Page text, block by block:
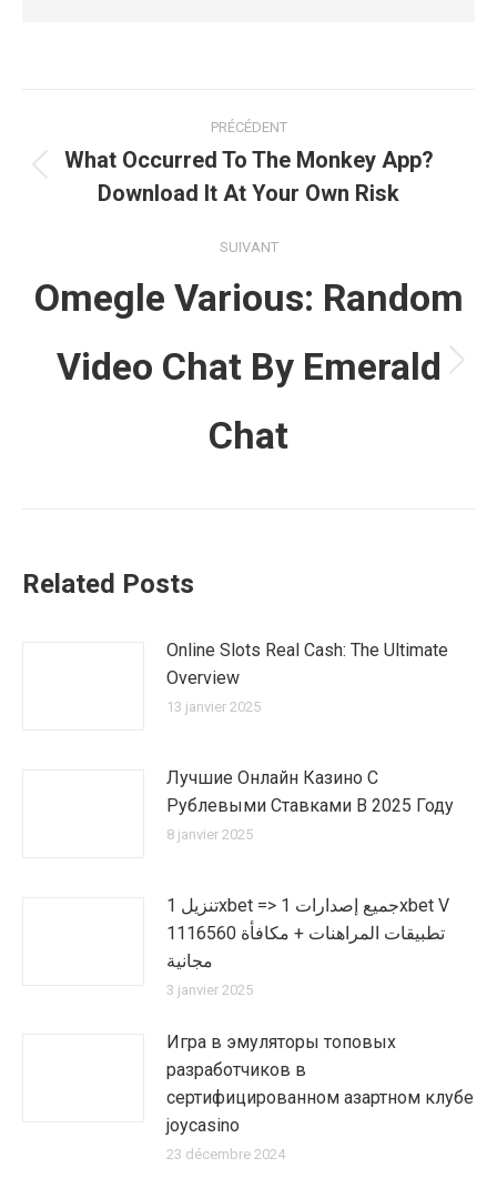
article
PRÉCÉDENT
précédent
What Occurred To The Monkey App?
Download It At Your Own Risk
SUIVANT
Article
:
Omegle Various: Random
Video Chat By Emerald
Chat
Related Posts
Online Slots Real Cash: The Ultimate
Overview
13 janvier 2025
Лучшие Онлайн Казино С
Рублевыми Ставками В 2025 Году
8 janvier 2025
تنزيل 1xbet => جميع إصدارات 1xbet V
1116560 تطبيقات المراهنات + مكافأة
مجانية
3 janvier 2025
Игра в эмуляторы топовых
разработчиков в
сертифицированном азартном клубе
joycasino
23 décembre 2024